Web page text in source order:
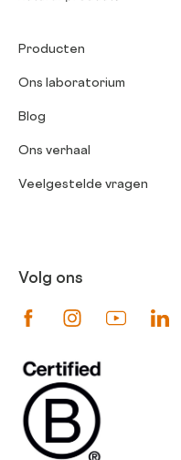
Producten
Ons laboratorium
Blog
Ons verhaal
Veelgestelde vragen
Volg ons
Suivez-nous sur
Suivez-nous
Suivez-